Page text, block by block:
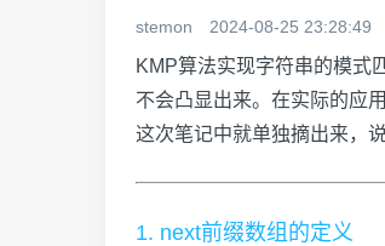
stemon 2024-08-25 23:28:49
KMP算法实现字符串的模式
不会凸显出来。在实际的应
这次笔记中就单独摘出来，
1. next前缀数组的定义